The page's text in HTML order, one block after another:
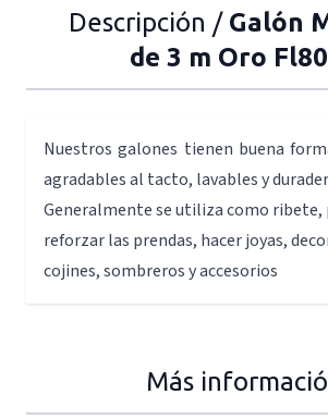
Descripción / Galón
de 3 m Oro
Nuestros galones tienen buena
agradables al tacto, lavables y
Generalmente se utiliza como ribete,
reforzar las prendas, hacer joyas,
cojines, sombreros y accesorios
Más